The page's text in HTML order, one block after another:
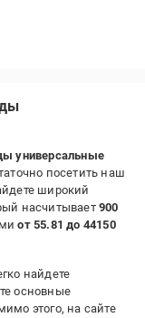
универсальные
посетить наш
широкий
насчитывает900
от 55.81 до 44150
найдете
основные
этого, на сайте